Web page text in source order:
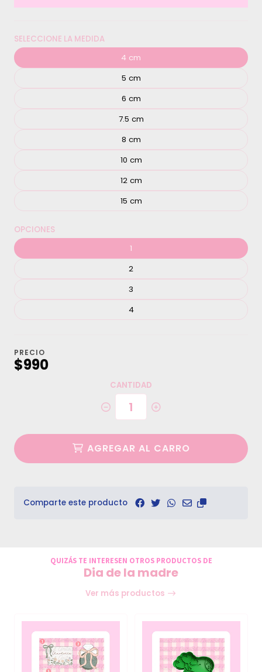
SELECCIONE LA MEDIDA
4 cm
5 cm
6 cm
7.5 cm
8 cm
10 cm
12 cm
15 cm
OPCIONES
1
2
3
4
PRECIO
$990
CANTIDAD
AGREGAR AL CARRO
Comparte este producto
QUIZÁS TE INTERESEN OTROS PRODUCTOS DE
Dia de la madre
Ver más productos